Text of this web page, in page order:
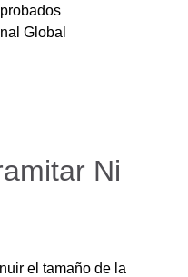
Global
Ni
el tamaño de la